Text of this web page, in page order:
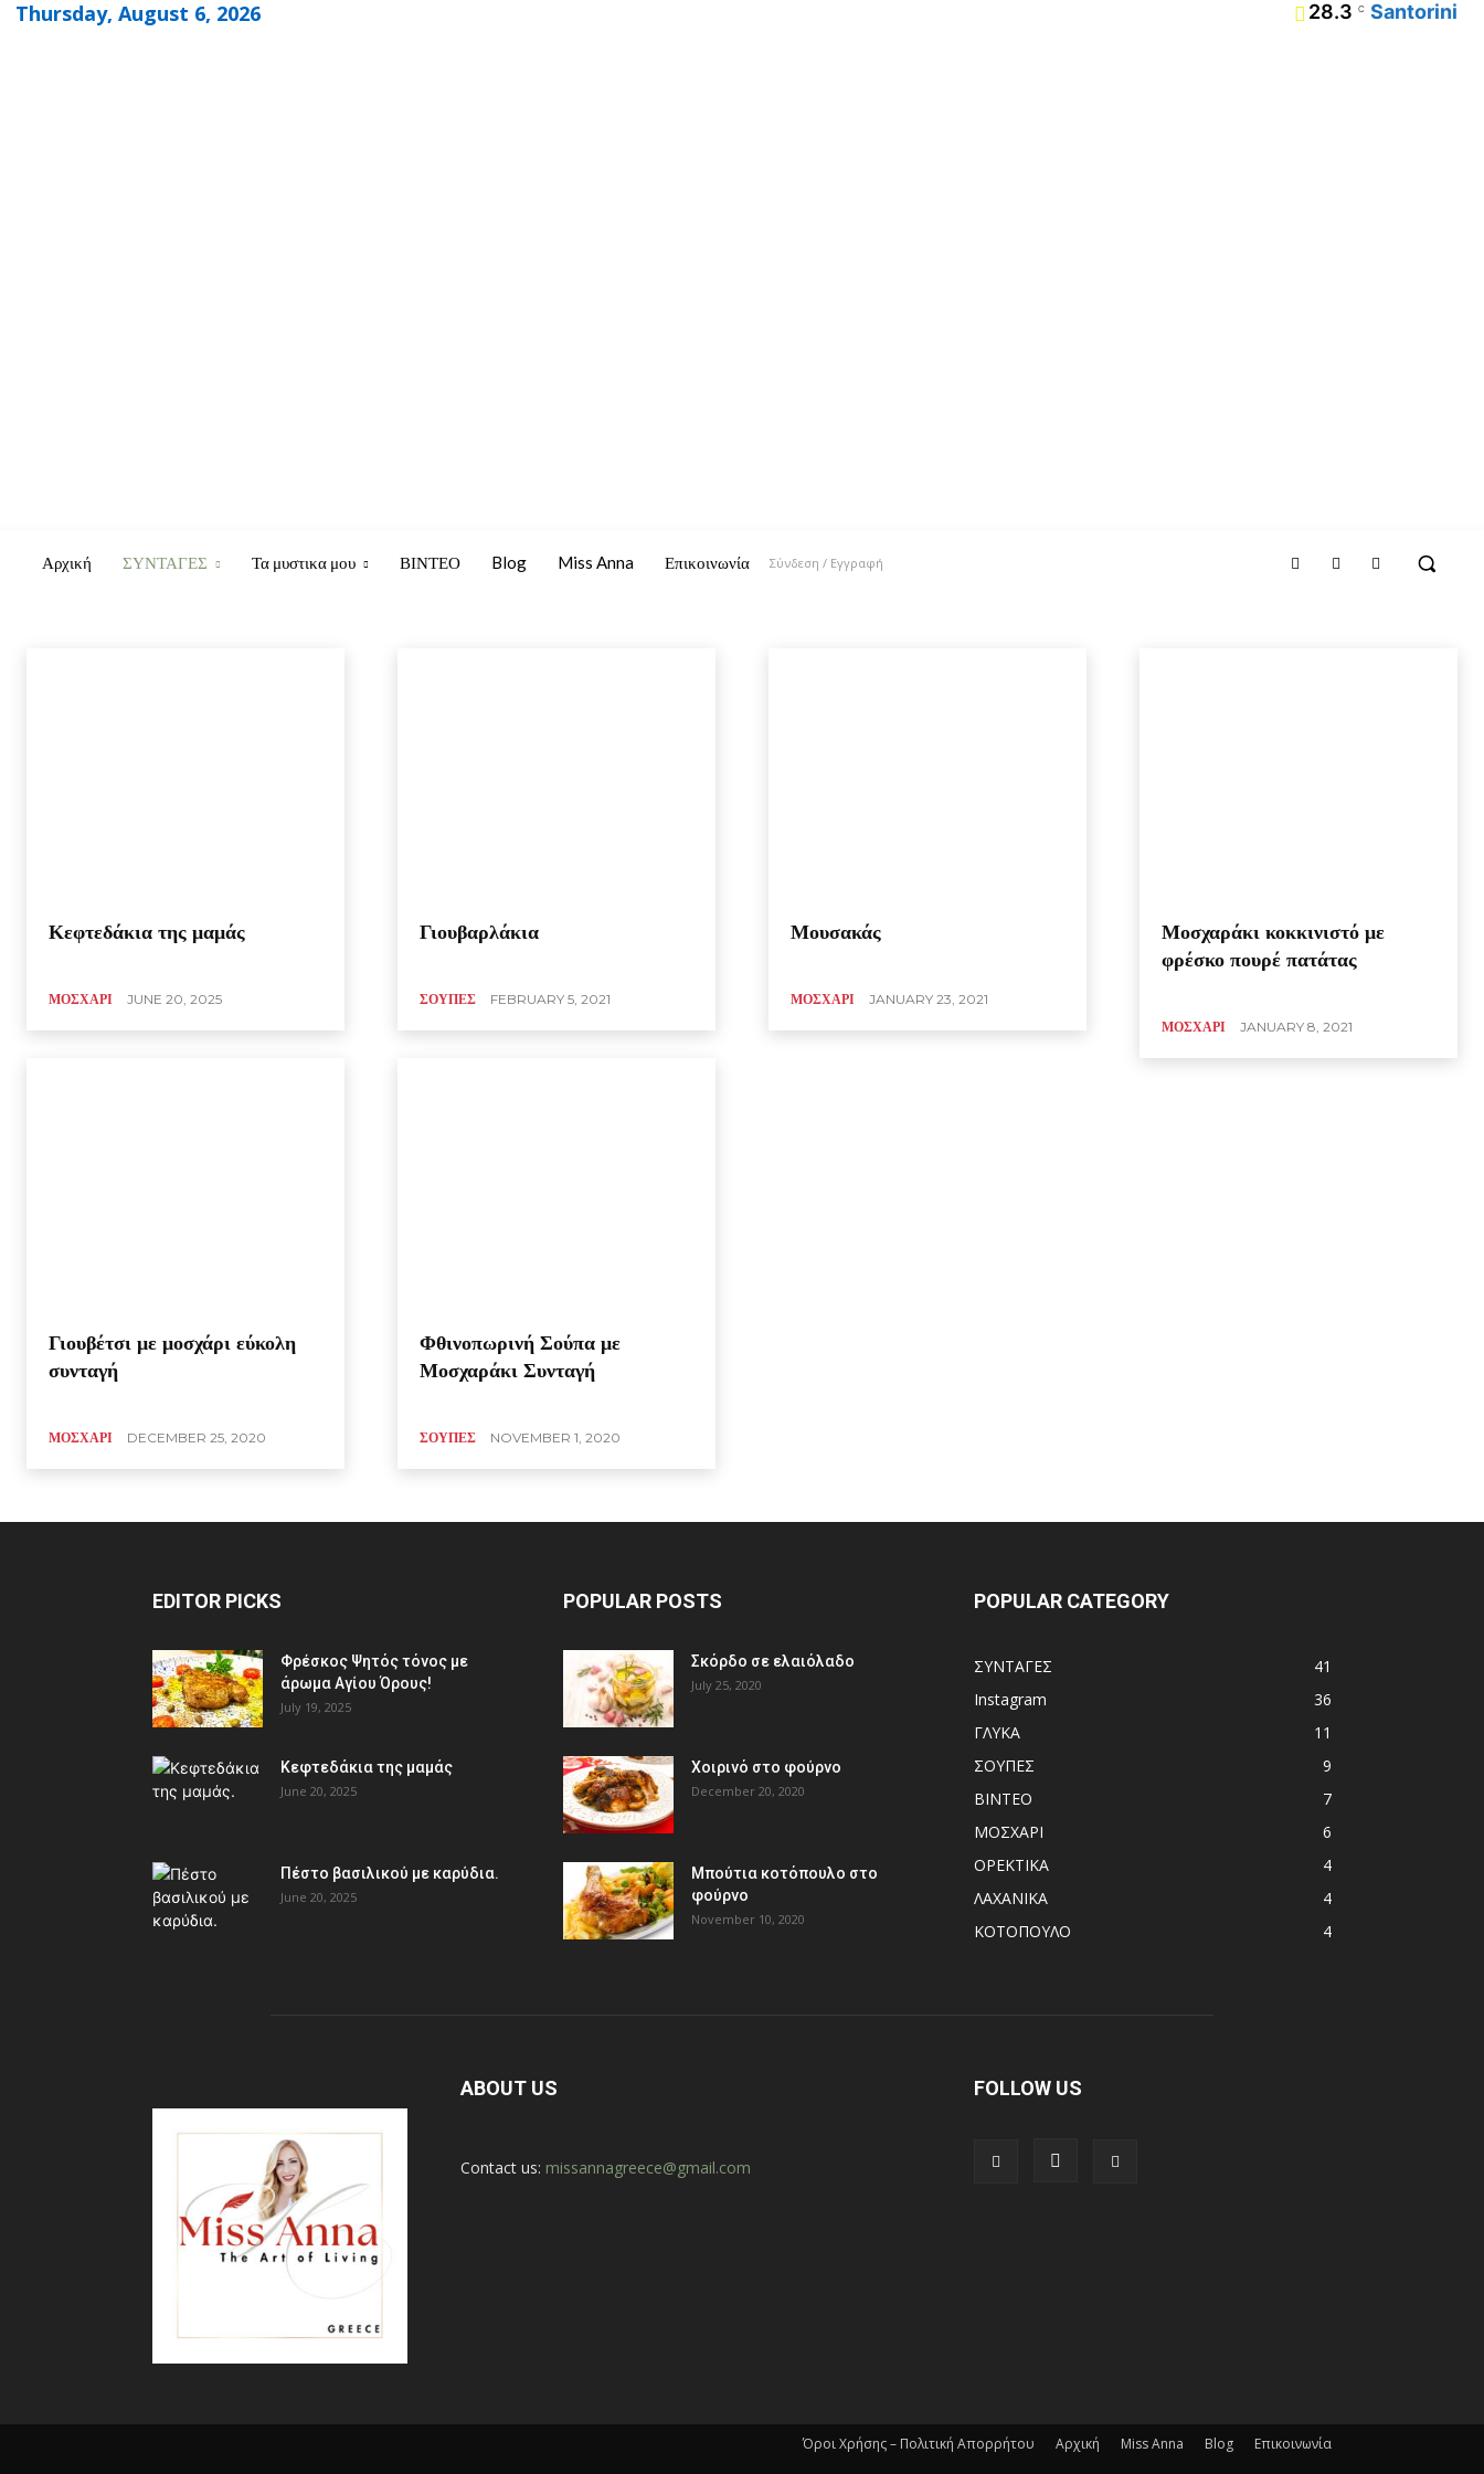
Thursday, August 6, 2026 28.3 C Santorini
Αρχική ΣΥΝΤΑΓΕΣ Τα μυστικα μου ΒΙΝΤΕΟ Blog Miss Anna Επικοινωνία Σύνδεση / Εγγραφή
ΜΟΣΧΑΡΙ
Κεφτεδάκια της μαμάς
ΜΟΣΧΑΡΙ JUNE 20, 2025
Γιουβαρλάκια
ΣΟΥΠΕΣ FEBRUARY 5, 2021
Μουσακάς
ΜΟΣΧΑΡΙ JANUARY 23, 2021
Μοσχαράκι κοκκινιστό με
φρέσκο πουρέ πατάτας
ΜΟΣΧΑΡΙ JANUARY 8, 2021
Γιουβέτσι με μοσχάρι εύκολη
συνταγή
ΜΟΣΧΑΡΙ DECEMBER 25, 2020
Φθινοπωρινή Σούπα με
Μοσχαράκι Συνταγή
ΣΟΥΠΕΣ NOVEMBER 1, 2020
EDITOR PICKS
Φρέσκος Ψητός τόνος με
άρωμα Αγίου Όρους!
July 19, 2025
Κεφτεδάκια της μαμάς
June 20, 2025
Πέστο βασιλικού με καρύδια.
June 20, 2025
POPULAR POSTS
Σκόρδο σε ελαιόλαδο
July 25, 2020
Χοιρινό στο φούρνο
December 20, 2020
Μπούτια κοτόπουλο στο
φούρνο
November 10, 2020
POPULAR CATEGORY
ΣΥΝΤΑΓΕΣ
41
Instagram
36
ΓΛΥΚΑ
11
ΣΟΥΠΕΣ
9
ΒΙΝΤΕΟ
7
ΜΟΣΧΑΡΙ
6
ΟΡΕΚΤΙΚΑ
4
ΛΑΧΑΝΙΚΑ
4
ΚΟΤΟΠΟΥΛΟ
4
ABOUT US
Contact us: missannagreece@gmail.com
FOLLOW US
Όροι Χρήσης – Πολιτική Απορρήτου Αρχική Miss Anna Blog Επικοινωνία